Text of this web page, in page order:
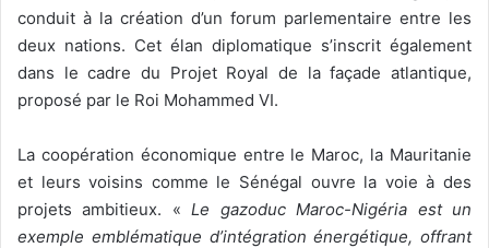
conduit à la création d’un forum parlementaire entre les
deux nations. Cet élan diplomatique s’inscrit également
dans le cadre du Projet Royal de la façade atlantique,
proposé par le Roi Mohammed VI.
La coopération économique entre le Maroc, la Mauritanie
et leurs voisins comme le Sénégal ouvre la voie à des
projets ambitieux. «Le gazoduc Maroc-Nigéria est un
exemple emblématique d’intégration énergétique, offrant